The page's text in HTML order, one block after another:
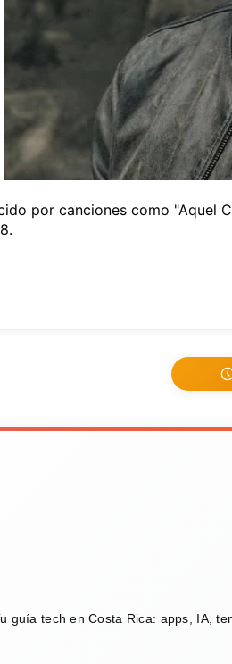
por canciones como "Aquel
guía tech en Costa Rica: apps, IA,